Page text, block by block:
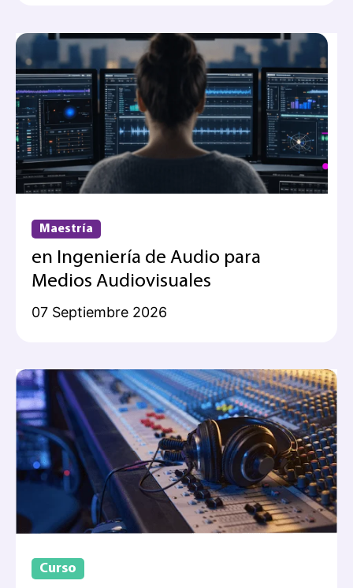
Maestría
en Ingeniería de Audio para
Medios Audiovisuales
07 Septiembre 2026
Curso